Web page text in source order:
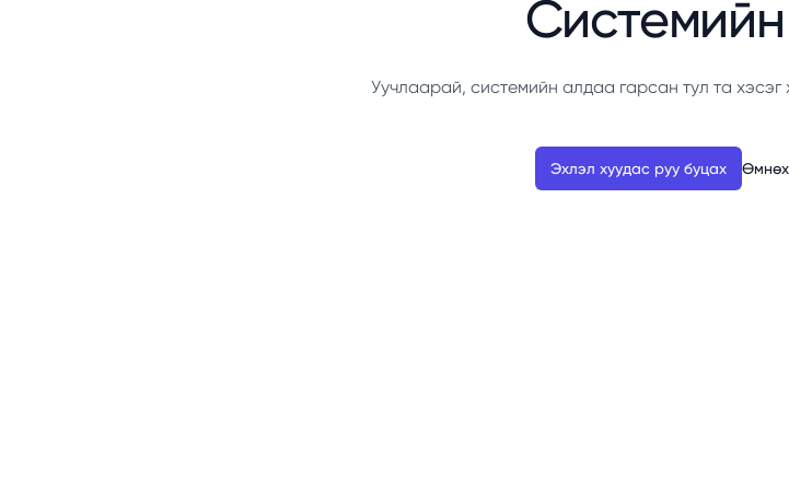
Уучлаарай, системийн алдаа гарсан тул та
Эхлэл хуудас руу буцах Өмнөх